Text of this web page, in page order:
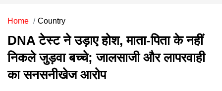
Home Country
DNA टेस्ट ने उड़ाए होश, माता-पिता के नहीं
निकले जुड़वा बच्चे; जालसाजी और लापरवाही
का सनसनीखेज आरोप